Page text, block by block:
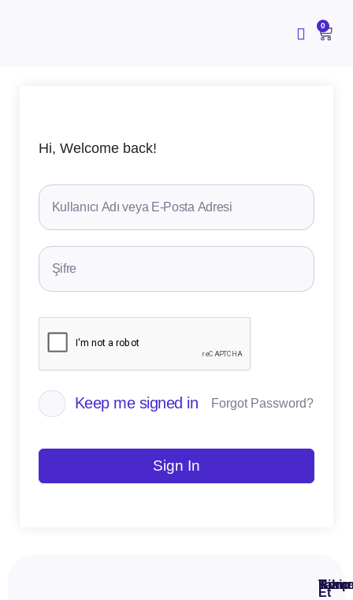
0
Hi, Welcome back!
Keep me signed in Forgot Password?
Sign In
Takip
Et